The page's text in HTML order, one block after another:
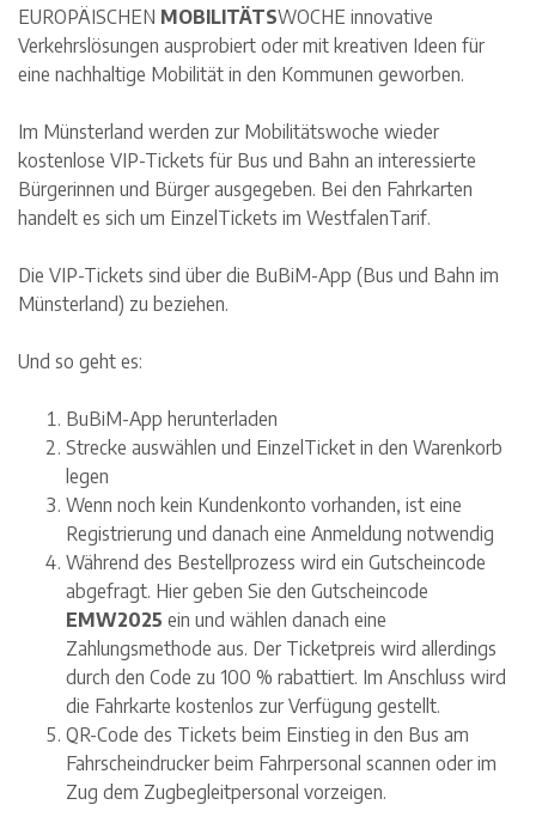
EUROPÄISCHEN MOBILITÄTSWOCHE innovative
Verkehrslösungen ausprobiert oder mit kreativen Ideen für
eine nachhaltige Mobilität in den Kommunen geworben.
Im Münsterland werden zur Mobilitätswoche wieder
kostenlose VIP-Tickets für Bus und Bahn an interessierte
Bürgerinnen und Bürger ausgegeben. Bei den Fahrkarten
handelt es sich um EinzelTickets im WestfalenTarif.
Die VIP-Tickets sind über die BuBiM-App (Bus und Bahn im
Münsterland) zu beziehen.
Und so geht es:
BuBiM-App herunterladen
Strecke auswählen und EinzelTicket in den Warenkorb
legen
Wenn noch kein Kundenkonto vorhanden, ist eine
Registrierung und danach eine Anmeldung notwendig
Während des Bestellprozess wird ein Gutscheincode
abgefragt. Hier geben Sie den Gutscheincode
EMW2025 ein und wählen danach eine
Zahlungsmethode aus. Der Ticketpreis wird allerdings
durch den Code zu 100 % rabattiert. Im Anschluss wird
die Fahrkarte kostenlos zur Verfügung gestellt.
QR-Code des Tickets beim Einstieg in den Bus am
Fahrscheindrucker beim Fahrpersonal scannen oder im
Zug dem Zugbegleitpersonal vorzeigen.